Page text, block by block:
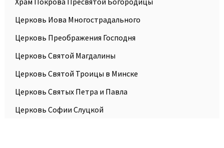
Церковь Иова Многострадального
Церковь Преображения Господня
Церковь Святой Магдалины
Церковь Святой Троицы в Минске
Церковь Святых Петра и Павла
Церковь Софии Слуцкой